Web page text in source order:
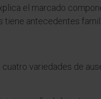
el marcado
tiene antecedentes
variedades de